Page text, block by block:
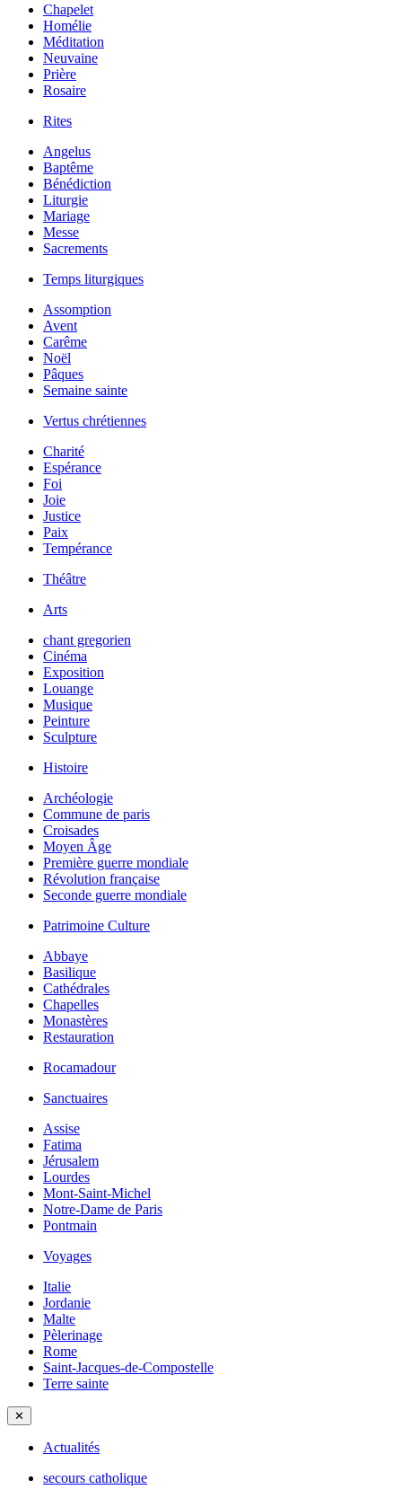
Chapelet
Homélie
Méditation
Neuvaine
Prière
Rosaire
Rites
Angelus
Baptême
Bénédiction
Liturgie
Mariage
Messe
Sacrements
Temps liturgiques
Assomption
Avent
Carême
Noël
Pâques
Semaine sainte
Vertus chrétiennes
Charité
Espérance
Foi
Joie
Justice
Paix
Tempérance
Théâtre
Arts
chant gregorien
Cinéma
Exposition
Louange
Musique
Peinture
Sculpture
Histoire
Archéologie
Commune de paris
Croisades
Moyen Âge
Première guerre mondiale
Révolution française
Seconde guerre mondiale
Patrimoine Culture
Abbaye
Basilique
Cathédrales
Chapelles
Monastères
Restauration
Rocamadour
Sanctuaires
Assise
Fatima
Jérusalem
Lourdes
Mont-Saint-Michel
Notre-Dame de Paris
Pontmain
Voyages
Italie
Jordanie
Malte
Pèlerinage
Rome
Saint-Jacques-de-Compostelle
Terre sainte
✕
Actualités
secours catholique